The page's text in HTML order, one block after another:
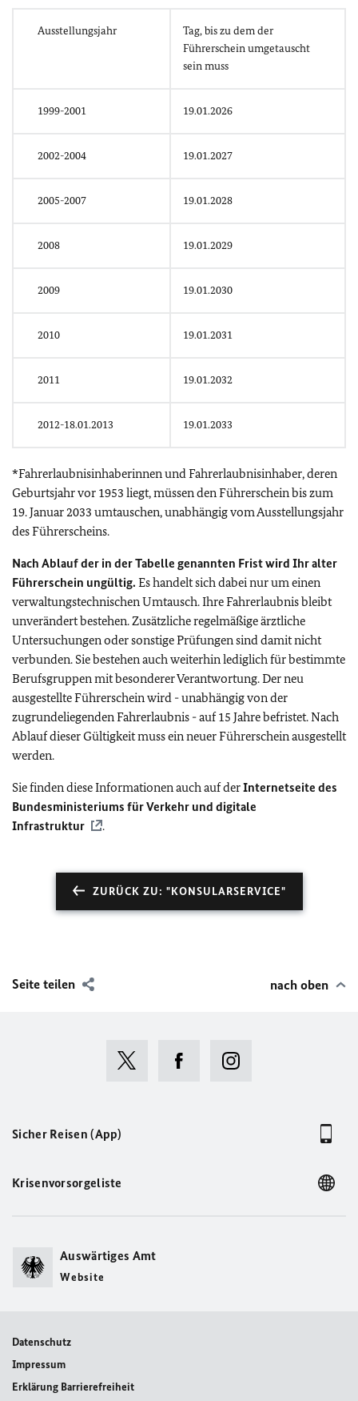
Ausstellungsjahr
Tag, bis zu dem der
Führerschein umgetauscht
sein muss
1999-2001 19.01.2026
2002-2004 19.01.2027
2005-2007 19.01.2028
2008 19.01.2029
2009 19.01.2030
2010 19.01.2031
2011 19.01.2032
2012-18.01.2013 19.01.2033
*Fahrerlaubnisinhaberinnen und Fahrerlaubnisinhaber, deren
Geburtsjahr vor 1953 liegt, müssen den Führerschein bis zum
19. Januar 2033 umtauschen, unabhängig vom Ausstellungsjahr
des Führerscheins.
Nach Ablauf der in der Tabelle genannten Frist wird Ihr alter
Führerschein ungültig. Es handelt sich dabei nur um einen
verwaltungstechnischen Umtausch. Ihre Fahrerlaubnis bleibt
unverändert bestehen. Zusätzliche regelmäßige ärztliche
Untersuchungen oder sonstige Prüfungen sind damit nicht
verbunden. Sie bestehen auch weiterhin lediglich für bestimmte
Berufsgruppen mit besonderer Verantwortung. Der neu
ausgestellte Führerschein wird - unabhängig von der
zugrundeliegenden Fahrerlaubnis - auf 15 Jahre befristet. Nach
Ablauf dieser Gültigkeit muss ein neuer Führerschein ausgestellt
werden.
Sie finden diese Informationen auch auf derInternetseite des
Bundesministeriums für Verkehr und digitale
Infrastruktur
.
ZURÜCK ZU: "KONSULARSERVICE"
Seite teilen nach oben
Sicher Reisen (App)
Krisenvorsorgeliste
Auswärtiges Amt
Website
Datenschutz
Impressum
Erklärung Barrierefreiheit